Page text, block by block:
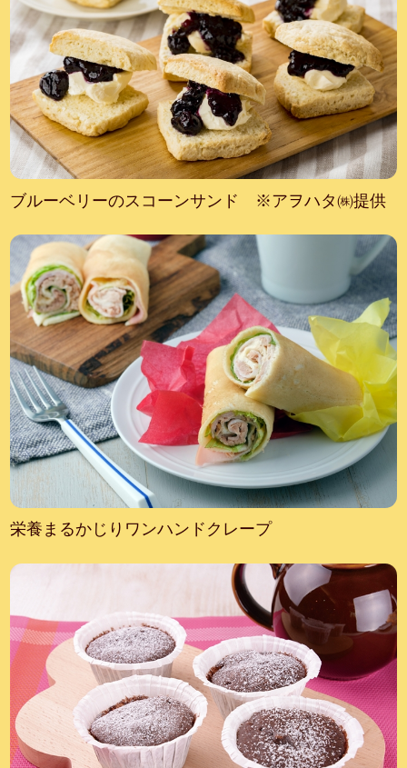
ブルーベリーのスコーンサンド ※アヲハタ㈱提供
栄養まるかじりワンハンドクレープ